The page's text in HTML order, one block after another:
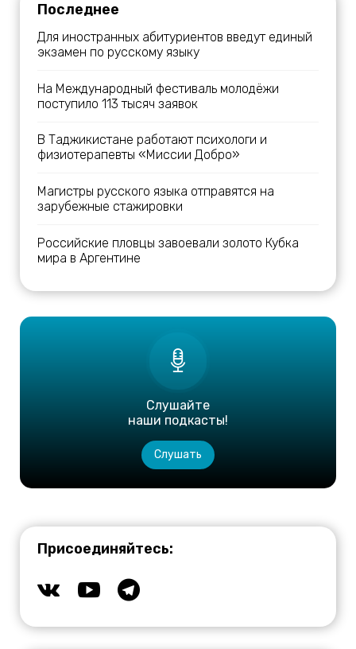
Последнее
Для иностранных абитуриентов введут единый
экзамен по русскому языку
На Международный фестиваль молодёжи
поступило 113 тысяч заявок
В Таджикистане работают психологи и
физиотерапевты «Миссии Добро»
Магистры русского языка отправятся на
зарубежные стажировки
Российские пловцы завоевали золото Кубка
мира в Аргентине
Слушайте
наши подкасты!
Слушать
Присоединяйтесь: